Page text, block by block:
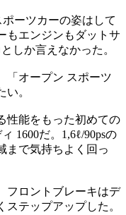
ーツカーの姿はして
もエンジンもダットサ
しか言えなかった。
「オープン スポーツ
。
性能をもった初めての
1600だ。1,6ℓ/90psの
まで気持ちよく回っ
フロントブレーキはデ
テップアップした。